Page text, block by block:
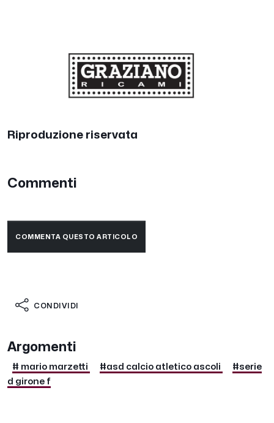
Riproduzione riservata
Commenti
COMMENTA QUESTO ARTICOLO
CONDIVIDI
Argomenti
# mario marzetti #asd calcio atletico ascoli
#serie
d girone f